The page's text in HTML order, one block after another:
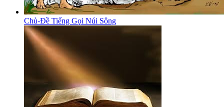
Chủ-Đề Tiếng Gọi Núi Sông